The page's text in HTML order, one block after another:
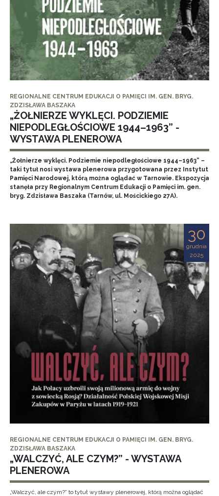
REGIONALNE CENTRUM EDUKACJI O PAMIĘCI IM. GEN. BRYG.
ZDZISŁAWA BASZAKA
„ŻOŁNIERZE WYKLĘCI. PODZIEMIE
NIEPODLEGŁOŚCIOWE 1944–1963” -
WYSTAWA PLENEROWA
„Żołnierze wyklęci. Podziemie niepodległościowe 1944–1963” –
taki tytuł nosi wystawa plenerowa przygotowana przez Instytut
Pamięci Narodowej, którą można oglądać w Tarnowie. Ekspozycja
stanęła przy Regionalnym Centrum Edukacji o Pamięci im. gen.
bryg. Zdzisława Baszaka (Tarnów, ul. Mościckiego 27A).
30
grudnia
2025
REGIONALNE CENTRUM EDUKACJI O PAMIĘCI IM. GEN. BRYG.
ZDZISŁAWA BASZAKA
„WALCZYĆ, ALE CZYM?” - WYSTAWA
PLENEROWA
„Walczyć, ale czym?” to tytuł wystawy plenerowej, którą można oglądać